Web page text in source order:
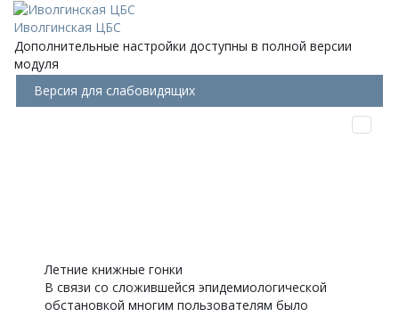
Иволгинская ЦБС
Дополнительные настройки доступны в полной версии
модуля
Версия для слабовидящих
Летние книжные гонки
В связи со сложившейся эпидемиологической
обстановкой многим пользователям было